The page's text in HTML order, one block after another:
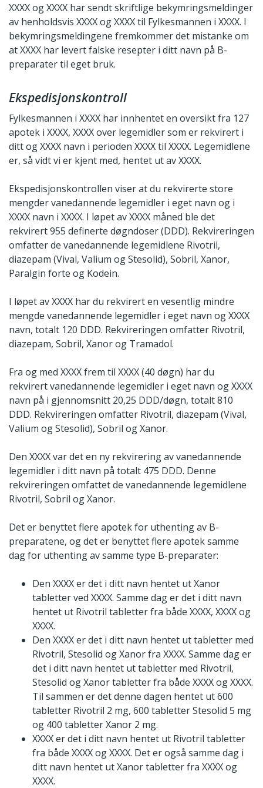
XXXX og XXXX har sendt skriftlige bekymringsmeldinger
av henholdsvis XXXX og XXXX til Fylkesmannen i XXXX. I
bekymringsmeldingene fremkommer det mistanke om
at XXXX har levert falske resepter i ditt navn på B-
preparater til eget bruk.
Ekspedisjonskontroll
Fylkesmannen i XXXX har innhentet en oversikt fra 127
apotek i XXXX, XXXX over legemidler som er rekvirert i
ditt og XXXX navn i perioden XXXX til XXXX. Legemidlene
er, så vidt vi er kjent med, hentet ut av XXXX.
Ekspedisjonskontrollen viser at du rekvirerte store
mengder vanedannende legemidler i eget navn og i
XXXX navn i XXXX. I løpet av XXXX måned ble det
rekvirert 955 definerte døgndoser (DDD). Rekvireringen
omfatter de vanedannende legemidlene Rivotril,
diazepam (Vival, Valium og Stesolid), Sobril, Xanor,
Paralgin forte og Kodein.
I løpet av XXXX har du rekvirert en vesentlig mindre
mengde vanedannende legemidler i eget navn og XXXX
navn, totalt 120 DDD. Rekvireringen omfatter Rivotril,
diazepam, Sobril, Xanor og Tramadol.
Fra og med XXXX frem til XXXX (40 døgn) har du
rekvirert vanedannende legemidler i eget navn og XXXX
navn på i gjennomsnitt 20,25 DDD/døgn, totalt 810
DDD. Rekvireringen omfatter Rivotril, diazepam (Vival,
Valium og Stesolid), Sobril og Xanor.
Den XXXX var det en ny rekvirering av vanedannende
legemidler i ditt navn på totalt 475 DDD. Denne
rekvireringen omfattet de vanedannende legemidlene
Rivotril, Sobril og Xanor.
Det er benyttet flere apotek for uthenting av B-
preparatene, og det er benyttet flere apotek samme
dag for uthenting av samme type B-preparater:
Den XXXX er det i ditt navn hentet ut Xanor
tabletter ved XXXX. Samme dag er det i ditt navn
hentet ut Rivotril tabletter fra både XXXX, XXXX og
XXXX.
Den XXXX er det i ditt navn hentet ut tabletter med
Rivotril, Stesolid og Xanor fra XXXX. Samme dag er
det i ditt navn hentet ut tabletter med Rivotril,
Stesolid og Xanor tabletter fra både XXXX og XXXX.
Til sammen er det denne dagen hentet ut 600
tabletter Rivotril 2 mg, 600 tabletter Stesolid 5 mg
og 400 tabletter Xanor 2 mg.
XXXX er det i ditt navn hentet ut Rivotril tabletter
fra både XXXX og XXXX. Det er også samme dag i
ditt navn hentet ut Xanor tabletter fra XXXX og
XXXX.